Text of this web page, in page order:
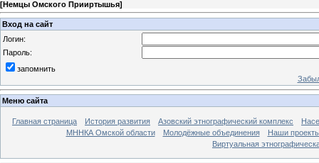
[Немцы Омского Прииртышья]
Вход на сайт
Логин:
Пароль:
запомнить
Меню сайта
Главная страница История развития Азовский этнографический комплекс
МННКА Омской области
Молодёжные объединения
Наши
Виртуальная